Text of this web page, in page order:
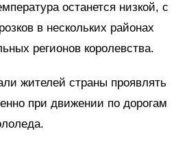
останется низкой, с
в нескольких районах
регионов королевства.
жителей страны проявлять
при движении по дорогам